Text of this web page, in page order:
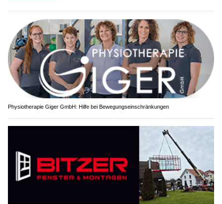
Physiotherapie Giger GmbH: Hilfe bei Bewegungseinschränkungen